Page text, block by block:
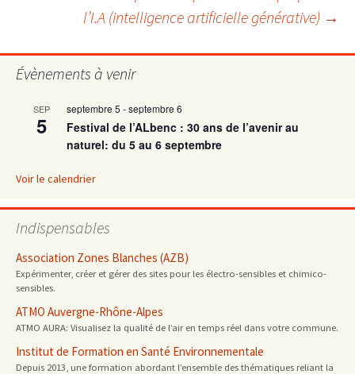
articles
l’I.A (intelligence artificielle générative) →
Évènements à venir
SEP
5
septembre 5 -septembre 6
Festival de l’ALbenc : 30 ans de l’avenir au
naturel: du 5 au 6 septembre
Voir le calendrier
Indispensables
Association Zones Blanches (AZB)
Expérimenter, créer et gérer des sites pour les électro-sensibles et chimico-
sensibles.
ATMO Auvergne-Rhône-Alpes
ATMO AURA: Visualisez la qualité de l’air en temps réel dans votre commune.
Institut de Formation en Santé Environnementale
Depuis 2013, une formation abordant l’ensemble des thématiques reliant la